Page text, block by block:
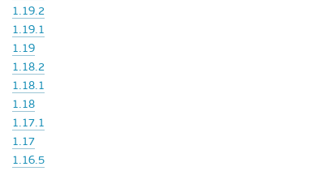
1.19.2
1.19.1
1.19
1.18.2
1.18.1
1.18
1.17.1
1.17
1.16.5